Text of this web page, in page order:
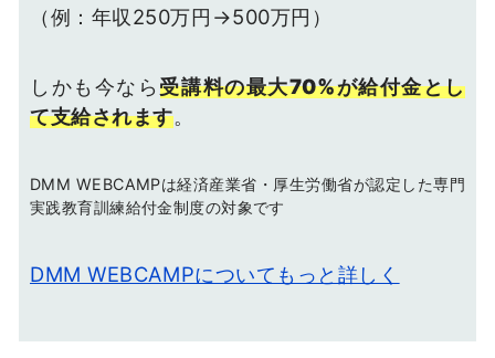
（例：年収250万円→500万円）
しかも今なら 受講料の最大70%が給付金とし
て支給されます。
DMM WEBCAMPは経済産業省・厚生労働省が認定した専門
実践教育訓練給付金制度の対象です
DMM WEBCAMPについてもっと詳しく